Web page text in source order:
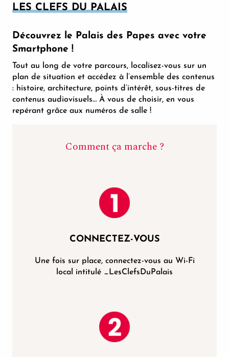
LES CLEFS DU PALAIS
Découvrez le Palais des Papes avec votre
Smartphone !
Tout au long de votre parcours, localisez-vous sur un
plan de situation et accédez à l’ensemble des contenus
: histoire, architecture, points d’intérêt, sous-titres de
contenus audiovisuels… À vous de choisir, en vous
repérant grâce aux numéros de salle !
Comment ça marche ?
CONNECTEZ-VOUS
Une fois sur place, connectez-vous au Wi-Fi
local intitulé _LesClefsDuPalais